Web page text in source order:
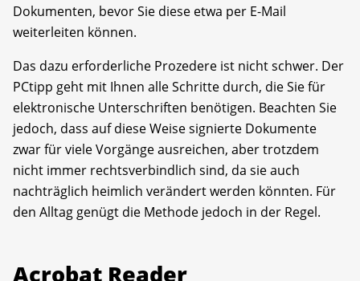
Dokumenten, bevor Sie diese etwa per E-Mail
weiterleiten können.
Das dazu erforderliche Prozedere ist nicht schwer. Der
PCtipp geht mit Ihnen alle Schritte durch, die Sie für
elektronische Unterschriften benötigen. Beachten Sie
jedoch, dass auf diese Weise signierte Dokumente
zwar für viele Vorgänge ausreichen, aber trotzdem
nicht immer rechtsverbindlich sind, da sie auch
nachträglich heimlich verändert werden könnten. Für
den Alltag genügt die Methode jedoch in der Regel.
Acrobat Reader